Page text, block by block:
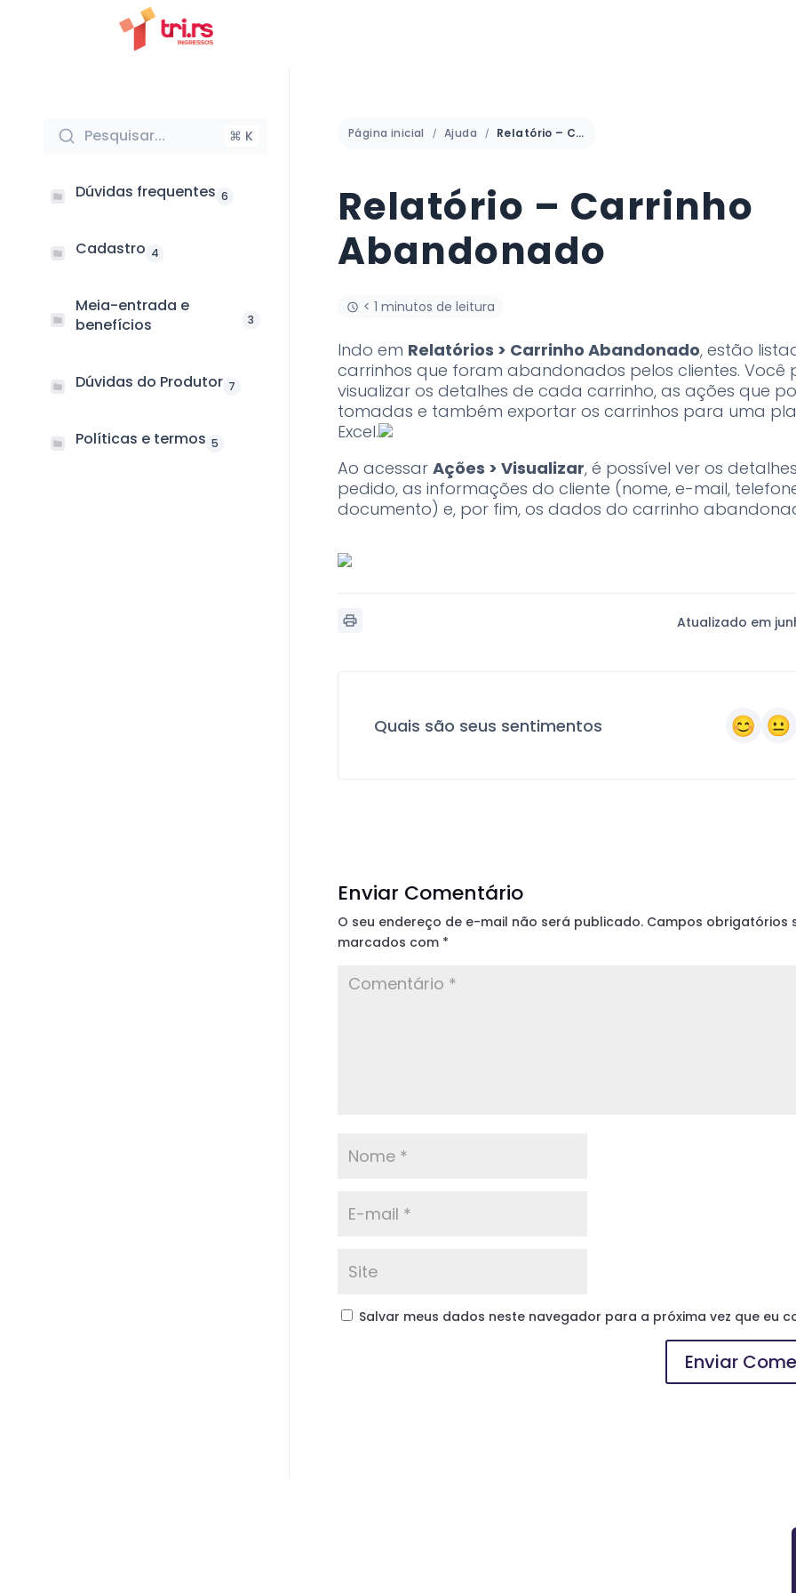
Pesquisar... ⌘ K
Dúvidas frequentes 6
Cadastro 4
Meia-entrada e
benefícios
3
Dúvidas do Produtor 7
Políticas e termos 5
Página inicial Ajuda Relatório – Carrinho Abandonado
Relatório – Carrinho
Abandonado
< 1 minutos de leitura
Indo em Relatórios > Carrinho Abandonado, estão
carrinhos que foram abandonados pelos clientes. Você
visualizar os detalhes de cada carrinho, as ações que
tomadas e também exportar os carrinhos para uma
Excel.
Ao acessar Ações > Visualizar, é possível ver os
pedido, as informações do cliente (nome, e-mail,
documento) e, por fim, os dados do carrinho
Atualizado em
Quais são seus sentimentos
Enviar Comentário
O seu endereço de e-mail não será publicado. Campos obrigatórios
marcados com *
Salvar meus dados neste navegador para a próxima vez que eu